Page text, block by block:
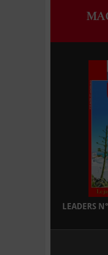
LEADERS